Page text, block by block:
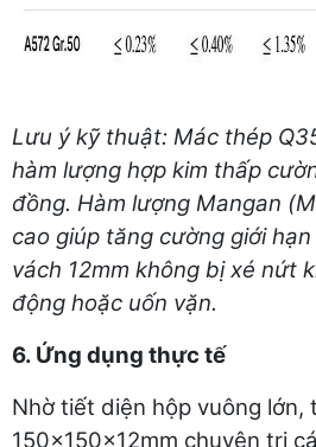
Lưu ý kỹ thuật: Mác thép
hàm lượng hợp kim thấp
đồng. Hàm lượng Mangan
cao giúp tăng cường giới
vách 12mm không bị xé nứt
động hoặc uốn vặn.
6. Ứng dụng thực tế
Nhờ tiết diện hộp vuông lớn,
150x150x12mm chuyên trị